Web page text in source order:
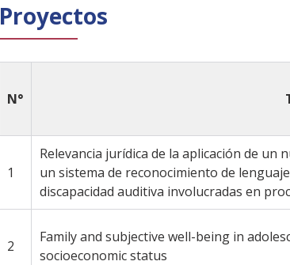
Proyectos
N°
1
Relevancia jurídica de la aplicación de
un sistema de reconocimiento de
discapacidad auditiva involucradas en
2
Family and subjective well-being in
socioeconomic status